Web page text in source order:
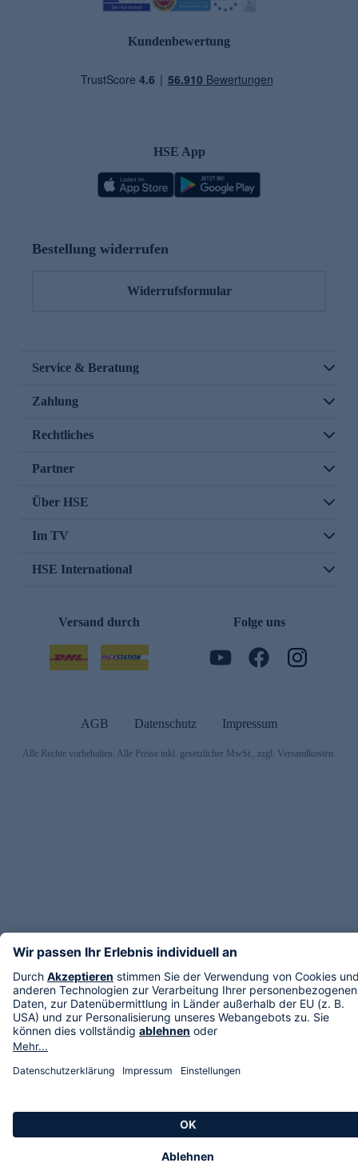
Kundenbewertung
HSE App
Bestellung widerrufen
Widerrufsformular
Service & Beratung
Zahlung
Rechtliches
Partner
Über HSE
Im TV
HSE International
Versand durch Folge uns
AGB Datenschutz Impressum
Alle Rechte vorbehalten. Alle Preise inkl. gesetzlicher MwSt., zzgl. Versandkosten.